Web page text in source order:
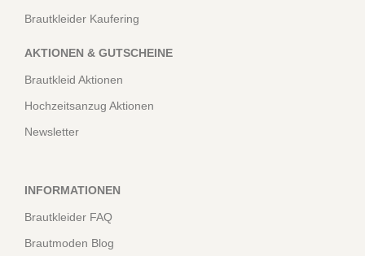
Brautkleider Kaufering
AKTIONEN & GUTSCHEINE
Brautkleid Aktionen
Hochzeitsanzug Aktionen
Newsletter
INFORMATIONEN
Brautkleider FAQ
Brautmoden Blog